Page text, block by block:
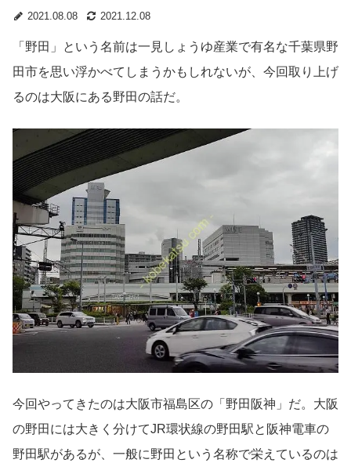
2021.08.08 2021.12.08
「野田」という名前は一見しょうゆ産業で有名な千葉県野
田市を思い浮かべてしまうかもしれないが、今回取り上げ
るのは大阪にある野田の話だ。
今回やってきたのは大阪市福島区の「野田阪神」だ。大阪
の野田には大きく分けてJR環状線の野田駅と阪神電車の
野田駅があるが、一般に野田という名称で栄えているのは